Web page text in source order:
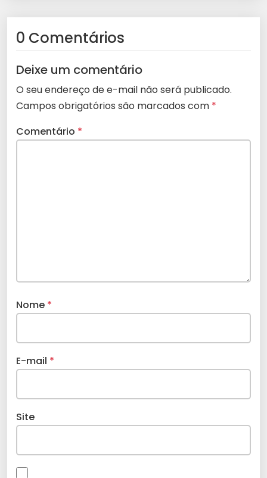
0 Comentários
Deixe um comentário
O seu endereço de e-mail não será publicado.
Campos obrigatórios são marcados com *
Comentário *
Nome *
E-mail *
Site